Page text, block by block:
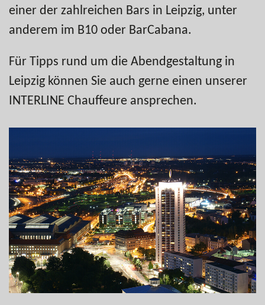
einer der zahlreichen Bars in Leipzig, unter
anderem im B10 oder BarCabana.
Für Tipps rund um die Abendgestaltung in
Leipzig können Sie auch gerne einen unserer
INTERLINE Chauffeure ansprechen.